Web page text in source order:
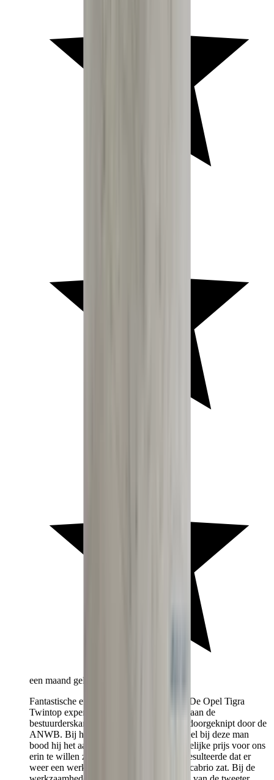
een maand geleden
Fantastische en zeer vriendelijke service! De Opel Tigra
Twintop expert zeg ik maar zo! Het raam aan de
bestuurderskant werkte niet meer en was doorgeknipt door de
ANWB. Bij het bestellen van het onderdeel bij deze man
bood hij het aan om voor een zeer schappelijke prijs voor ons
erin te willen zetten. Wat binnen het uur resulteerde dat er
weer een werkend en sluitend raam in de cabrio zat. Bij de